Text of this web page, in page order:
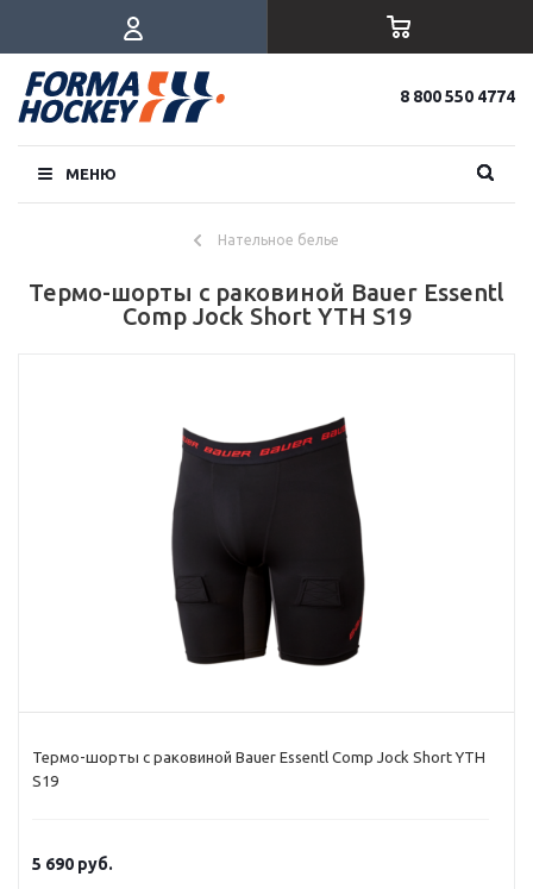
8 800 550 4774
МЕНЮ
Нательное белье
Термо-шорты с раковиной Bauer Essentl
Comp Jock Short YTH S19
Термо-шорты с раковиной Bauer Essentl Comp Jock Short YTH
S19
5 690 руб.